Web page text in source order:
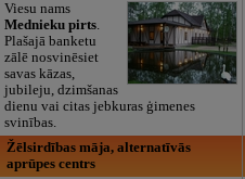
Viesu nams
Mednieku pirts.
Plašajā banketu
zālē nosvinēsiet
savas kāzas,
jubileju, dzimšanas
dienu vai citas jebkuras ģimenes
svinības.
Žēlsirdības māja, alternatīvās
aprūpes centrs